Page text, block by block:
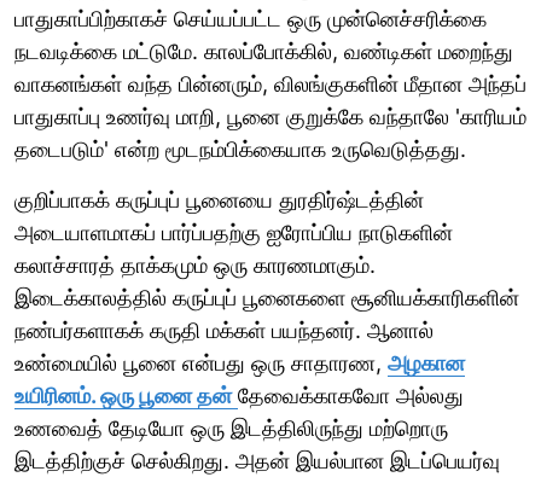
பாதுகாப்பிற்காகச் செய்யப்பட்ட ஒரு முன்னெச்சரிக்கை
நடவடிக்கை மட்டுமே. காலப்போக்கில், வண்டிகள் மறைந்து
வாகனங்கள் வந்த பின்னரும், விலங்குகளின் மீதான அந்தப்
பாதுகாப்பு உணர்வு மாறி, பூனை குறுக்கே வந்தாலே 'காரியம்
தடைபடும்' என்ற மூடநம்பிக்கையாக உருவெடுத்தது.
குறிப்பாகக் கருப்புப் பூனையை துரதிர்ஷ்டத்தின்
அடையாளமாகப் பார்ப்பதற்கு ஐரோப்பிய நாடுகளின்
கலாச்சாரத் தாக்கமும் ஒரு காரணமாகும்.
இடைக்காலத்தில் கருப்புப் பூனைகளை சூனியக்காரிகளின்
நண்பர்களாகக் கருதி மக்கள் பயந்தனர். ஆனால்
உண்மையில் பூனை என்பது ஒரு சாதாரண, அழகான
உயிரினம். ஒரு பூனை தன் தேவைக்காகவோ அல்லது
உணவைத் தேடியோ ஒரு இடத்திலிருந்து மற்றொரு
இடத்திற்குச் செல்கிறது. அதன் இயல்பான இடப்பெயர்வு